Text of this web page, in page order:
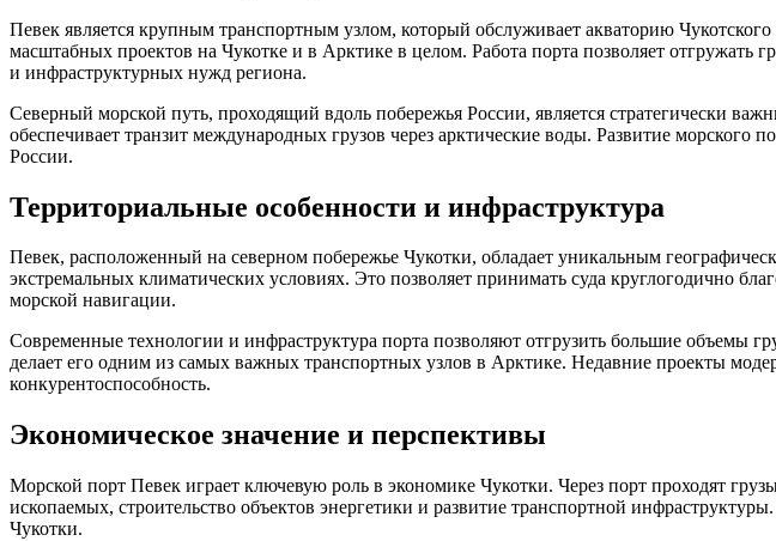
Певек является крупным транспортным узлом, который обслуживает акваторию
масштабных проектов на Чукотке и в Арктике в целом. Работа порта позволяет
и инфраструктурных нужд региона.
Северный морской путь, проходящий вдоль побережья России, является стратегически
обеспечивает транзит международных грузов через арктические воды. Развитие
России.
Территориальные особенности и инфраструктура
Певек, расположенный на северном побережье Чукотки, обладает уникальным
экстремальных климатических условиях. Это позволяет принимать суда круглогодично
морской навигации.
Современные технологии и инфраструктура порта позволяют отгрузить большие объемы
делает его одним из самых важных транспортных узлов в Арктике. Недавние проекты
конкурентоспособность.
Экономическое значение и перспективы
Морской порт Певек играет ключевую роль в экономике Чукотки. Через порт проходят
ископаемых, строительство объектов энергетики и развитие транспортной
Чукотки.